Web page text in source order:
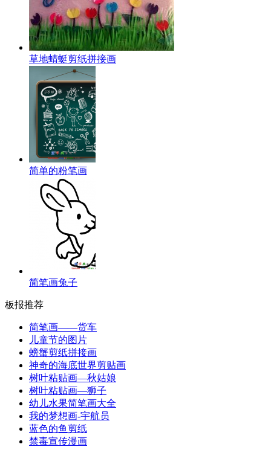
草地蜻蜓剪纸拼接画
简单的粉笔画
简笔画兔子
板报推荐
简笔画——货车
儿童节的图片
螃蟹剪纸拼接画
神奇的海底世界剪贴画
树叶粘贴画—秋姑娘
树叶粘贴画—狮子
幼儿水果简笔画大全
我的梦想画-宇航员
蓝色的鱼剪纸
禁毒宣传漫画